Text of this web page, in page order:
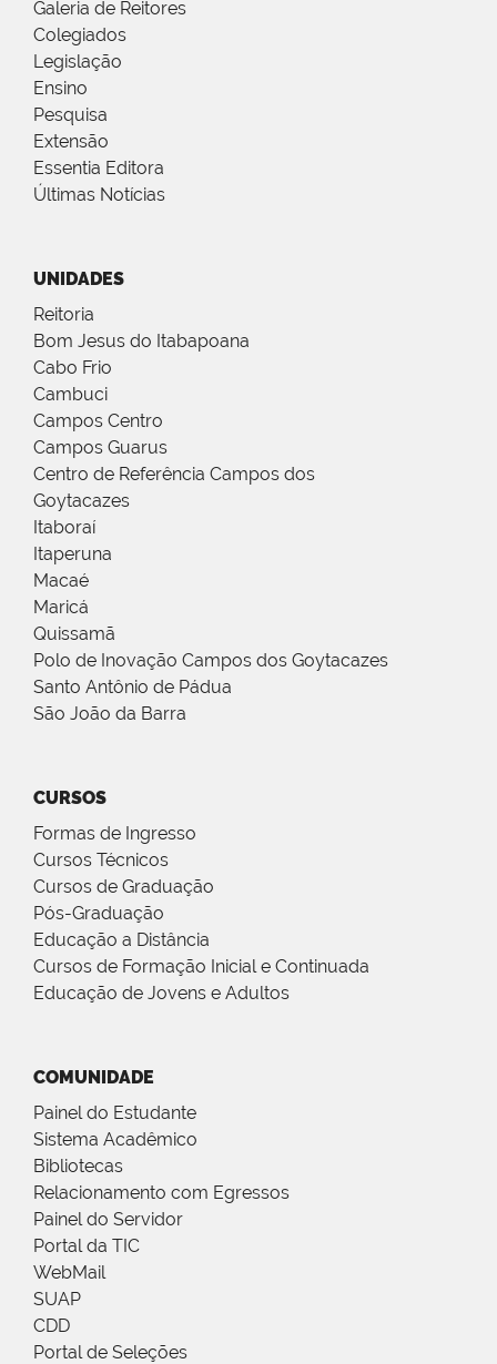
Galeria de Reitores
Colegiados
Legislação
Ensino
Pesquisa
Extensão
Essentia Editora
Últimas Notícias
UNIDADES
Reitoria
Bom Jesus do Itabapoana
Cabo Frio
Cambuci
Campos Centro
Campos Guarus
Centro de Referência Campos dos
Goytacazes
Itaboraí
Itaperuna
Macaé
Maricá
Quissamã
Polo de Inovação Campos dos Goytacazes
Santo Antônio de Pádua
São João da Barra
CURSOS
Formas de Ingresso
Cursos Técnicos
Cursos de Graduação
Pós-Graduação
Educação a Distância
Cursos de Formação Inicial e Continuada
Educação de Jovens e Adultos
COMUNIDADE
Painel do Estudante
Sistema Acadêmico
Bibliotecas
Relacionamento com Egressos
Painel do Servidor
Portal da TIC
WebMail
SUAP
CDD
Portal de Seleções